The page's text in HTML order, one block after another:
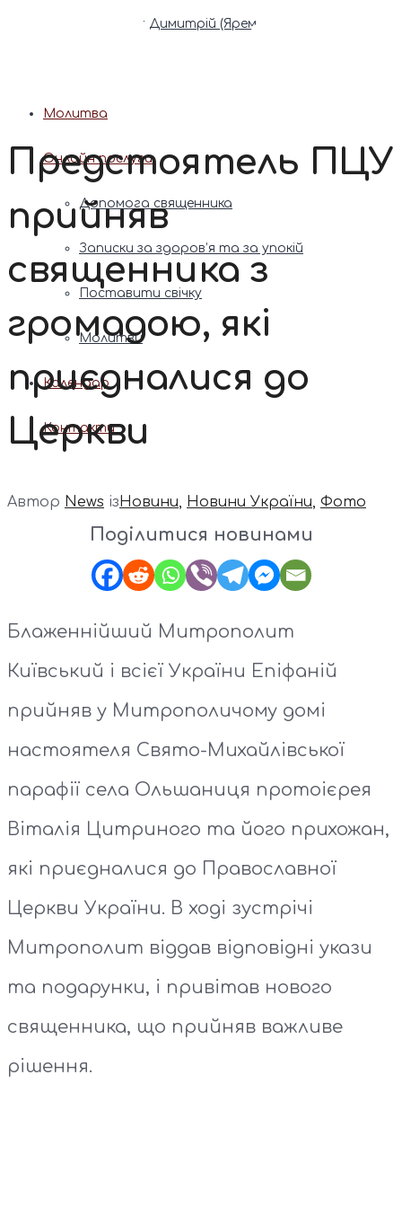
Патріарх Димитрій (Ярема)
Молитва
Онлайн послуги
Допомога священника
Записки за здоров’я та за упокій
Поставити свічку
Молитви
Календар
Контакти
Предстоятель ПЦУ
прийняв
священника з
громадою, які
приєдналися до
Церкви
Автор News ізНовини, Новини України, Фото
Поділитися новинами
Блаженнійший Митрополит
Київський і всієї України Епіфаній
прийняв у Митрополичому домі
настоятеля Свято-Михайлівської
парафії села Ольшаниця протоієрея
Віталія Цитриного та його прихожан,
які приєдналися до Православної
Церкви України. В ході зустрічі
Митрополит віддав відповідні укази
та подарунки, і привітав нового
священника, що прийняв важливе
рішення.